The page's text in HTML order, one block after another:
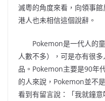
滅粵的角度來看，向領事
港人也未相信這個說辭。
Pokemon是一代人的童
人數不多），可是亦有很
品。Pokemon主要是90年
的人來說，Pokemon並不
看到有留言說：「我就鐘